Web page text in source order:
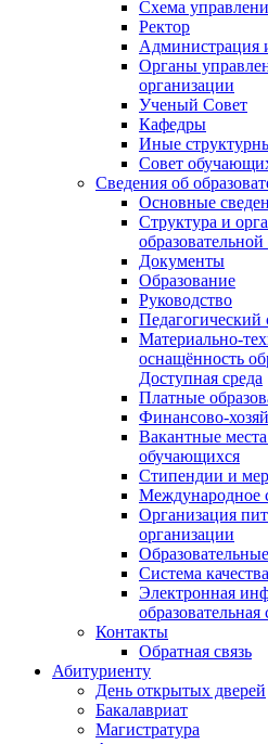
Схема
Ректор
Администрация
Органы
организации
Ученый Совет
Кафедры
Иные
Совет
Сведения об
Основные
Структура и
Документы
Образование
Руководство
Педагогический
Материально-
оснащённость
Доступная среда
Платные
Финансово-
Вакантные
обучающихся
Стипендии и
Международное
Организация
организации
Система
Электронная
образовательная
Контакты
Обратная связь
Абитуриенту
День открытых дверей
Бакалавриат
Магистратура